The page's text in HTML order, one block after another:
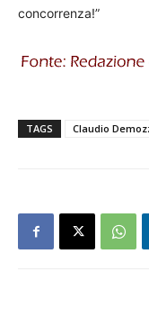
concorrenza!”
TAGS Claudio